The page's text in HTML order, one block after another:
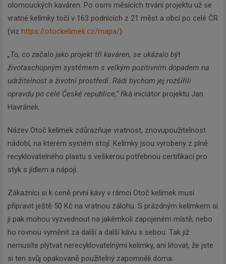
olomouckých kaváren. Po osmi měsících trvání projektu už se
vratné kelímky točí v 163 podnicích z 21 měst a obcí po celé ČR
(viz https://otockelimek.cz/mapa/)
„To, co začalo jako projekt tří kaváren, se ukázalo být
životaschopným systémem s velkým pozitivním dopadem na
udržitelnost a životní prostředí. Rádi bychom jej rozšířili
opravdu po celé České republice,“říká iniciátor projektu Jan
Havránek.
Název Otoč kelímek zdůrazňuje vratnost, znovupoužitelnost
nádobí, na kterém systém stojí. Kelímky jsou vyrobeny z plně
recyklovatelného plastu s veškerou potřebnou certifikací pro
styk s jídlem a nápoji.
Zákazníci si k ceně první kávy v rámci Otoč kelímek musí
připravit ještě 50 Kč na vratnou zálohu. S prázdným kelímkem si
ji pak mohou vyzvednout na jakémkoli zapojeném místě, nebo
ho rovnou vyměnit za další a další kávu s sebou. Tak již
nemusíte plýtvat nerecyklovatelnými kelímky, ani litovat, že jste
si ten svůj opakovaně použitelný zapomněli doma.
Newsletter
Zadejte váš email a my Vám
budeme zasílat ty nejdůležitější
informace, maximálně 1x týdně.